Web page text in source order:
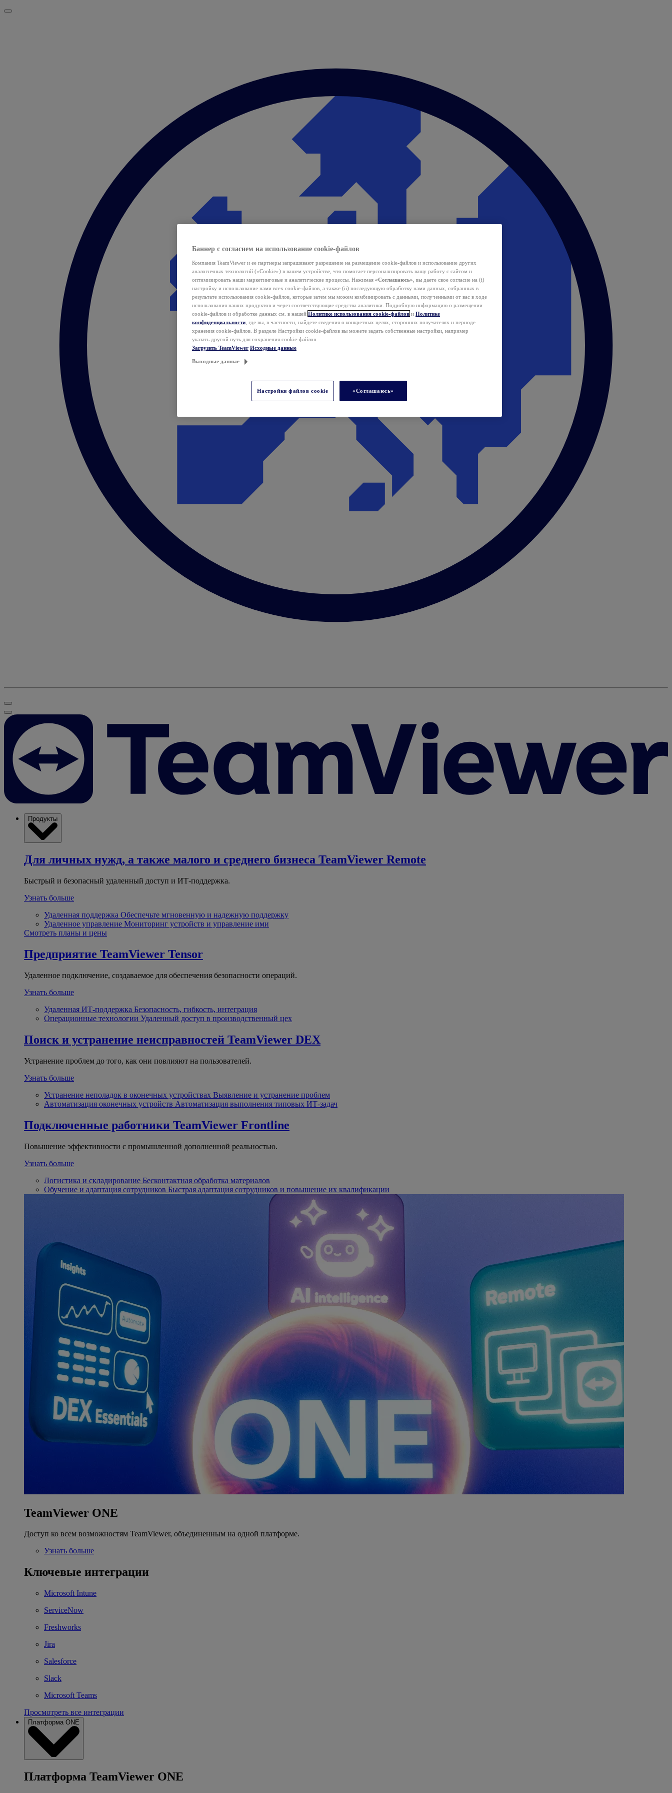
Продукты
Для личных нужд, а также малого и среднего бизнеса TeamViewer Remote
Быстрый и безопасный удаленный доступ и ИТ-поддержка.
Узнать больше
Удаленная поддержка Обеспечьте мгновенную и надежную поддержку
Удаленное управление Мониторинг устройств и управление ими
Смотреть планы и цены
Предприятие TeamViewer Tensor
Удаленное подключение, создаваемое для обеспечения безопасности операций.
Узнать больше
Удаленная ИТ-поддержка Безопасность, гибкость, интеграция
Операционные технологии Удаленный доступ в производственный цех
Поиск и устранение неисправностей TeamViewer DEX
Устранение проблем до того, как они повлияют на пользователей.
Узнать больше
Устранение неполадок в оконечных устройствах Выявление и устранение проблем
Автоматизация оконечных устройств Автоматизация выполнения типовых ИТ-задач
Подключенные работники TeamViewer Frontline
Повышение эффективности с промышленной дополненной реальностью.
Узнать больше
Логистика и складирование Бесконтактная обработка материалов
Обучение и адаптация сотрудников Быстрая адаптация сотрудников и повышение их квалификации
TeamViewer ONE
Доступ ко всем возможностям TeamViewer, объединенным на одной платформе.
Узнать больше
Ключевые интеграции
Microsoft Intune
ServiceNow
Freshworks
Jira
Salesforce
Slack
Microsoft Teams
Просмотреть все интеграции
Платформа ONE
Платформа TeamViewer ONE
Баннер с согласием на использование cookie-файлов
Компания TeamViewer и ее партнеры запрашивают разрешение на размещение cookie-файлов и использование других
аналогичных технологий («Cookie») в вашем устройстве, что помогает персонализировать вашу работу с сайтом и
оптимизировать наши маркетинговые и аналитические процессы. Нажимая «Соглашаюсь» , вы даете свое согласие на (i)
настройку и использование нами всех cookie-файлов, а также (ii) последующую обработку нами данных, собранных в
результате использования cookie-файлов, которые затем мы можем комбинировать с данными, полученными от вас в ходе
использования наших продуктов и через соответствующие средства аналитики. Подробную информацию о размещении
cookie-файлов и обработке данных см. в нашей Политике использования cookie-файлов и Политике
конфиденциальности , где вы, в частности, найдете сведения о конкретных целях, сторонних получателях и периоде
хранения cookie-файлов. В разделе Настройки cookie-файлов вы можете задать собственные настройки, например
указать другой путь для сохранения cookie-файлов.
Загрузить TeamViewer Исходные данные
Выходные данные
Настройки файлов cookie «Соглашаюсь»